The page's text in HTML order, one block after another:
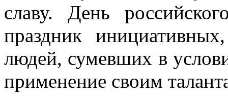
славу. День
праздник
людей, сумевших в
применение своим